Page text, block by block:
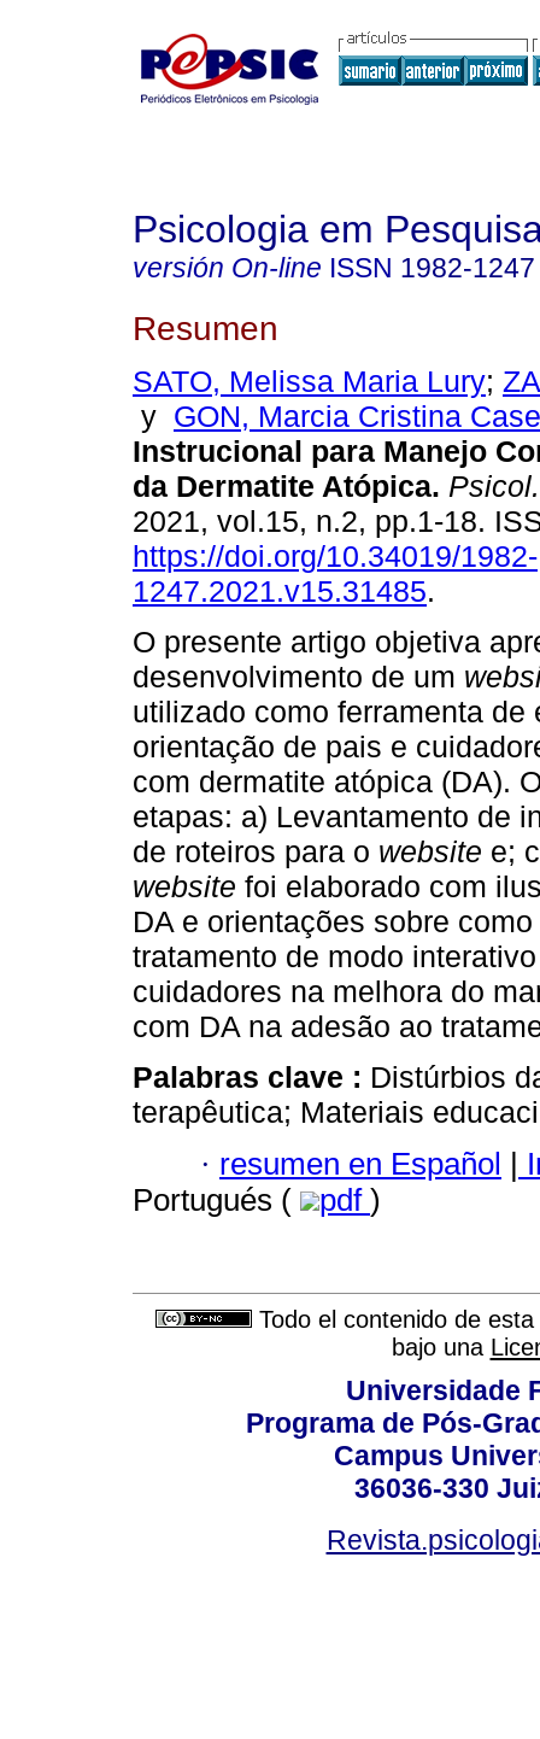
Psicologia em
versión On-line ISSN 1982-1247
Resumen
SATO, Melissa Maria Lury;
y GON, Marcia Cristina
Instrucional para Manejo
da Dermatite Atópica.
2021, vol.15, n.2, pp.1-18.
https://doi.org/10.34019/1982-
1247.2021.v15.31485.
O presente artigo objetiva
desenvolvimento de um
utilizado como ferramenta de
orientação de pais e
com dermatite atópica (DA).
etapas: a) Levantamento de
de roteiros para o website e;
website foi elaborado com
DA e orientações sobre
tratamento de modo
cuidadores na melhora do
com DA na adesão ao
Palabras clave : Distúrbios
terapêutica; Materiais
· resumen en Español |
Portugués (
pdf )
Todo el contenido de
bajo una
Universidade
Programa de Pós-
Campus
36036-330